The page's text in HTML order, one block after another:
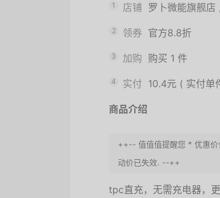
1 店铺 罗卜微能旗舰店
2 领券 官方8.8折
3 加购 购买 1 件
4 实付 10.4元 ( 实付单
商品介绍
++-- 值值值提醒您 * 优惠价
动价已失效. --++
tpc直充，无需充电器，